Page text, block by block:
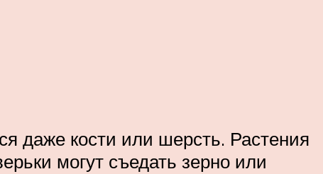
даже кости или шерсть. Растения
могут съедать зерно или